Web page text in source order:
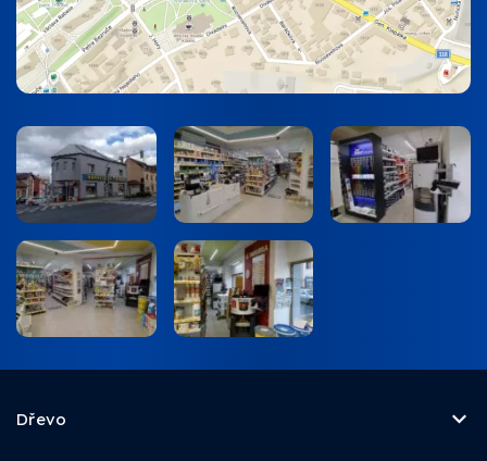
Dřevo